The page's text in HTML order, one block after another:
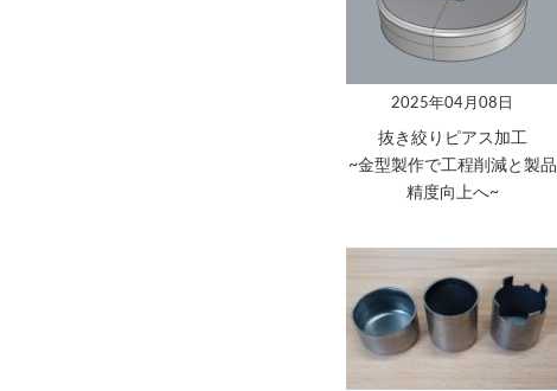
2025年04月08日
抜き絞りピアス加工
~金型製作で工程削減と製品
精度向上へ~